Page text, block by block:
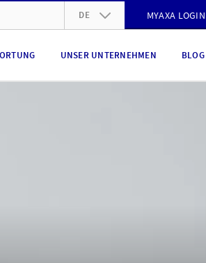
DE MYAXA LOGIN
UNSER UNTERNEHMEN BLOG